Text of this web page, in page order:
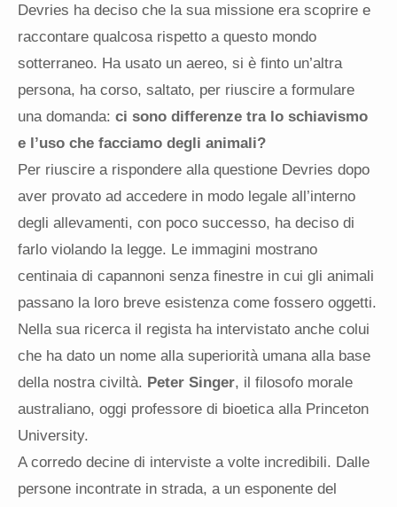
Devries ha deciso che la sua missione era scoprire e
raccontare qualcosa rispetto a questo mondo
sotterraneo. Ha usato un aereo, si è finto un’altra
persona, ha corso, saltato, per riuscire a formulare
una domanda: ci sono differenze tra lo schiavismo
e l’uso che facciamo degli animali?
Per riuscire a rispondere alla questione Devries dopo
aver provato ad accedere in modo legale all’interno
degli allevamenti, con poco successo, ha deciso di
farlo violando la legge. Le immagini mostrano
centinaia di capannoni senza finestre in cui gli animali
passano la loro breve esistenza come fossero oggetti.
Nella sua ricerca il regista ha intervistato anche colui
che ha dato un nome alla superiorità umana alla base
della nostra civiltà. Peter Singer, il filosofo morale
australiano, oggi professore di bioetica alla Princeton
University.
A corredo decine di interviste a volte incredibili. Dalle
persone incontrate in strada, a un esponente del